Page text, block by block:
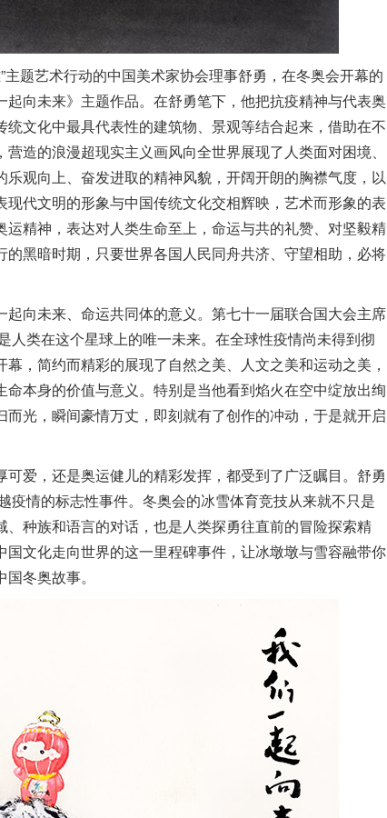
题艺术行动的中国美术家协会理事舒勇，在冬奥会开幕的
向未来》主题作品。在舒勇笔下，他把抗疫精神与代表奥
文化中最具代表性的建筑物、景观等结合起来，借助在不
造的浪漫超现实主义画风向全世界展现了人类面对困境、
观向上、奋发进取的精神风貌，开阔开朗的胸襟气度，以
代文明的形象与中国传统文化交相辉映，艺术而形象的表
精神，表达对人类生命至上，命运与共的礼赞、对坚毅精
黑暗时期，只要世界各国人民同舟共济、守望相助，必将
向未来、命运共同体的意义。第七十一届联合国大会主席
人类在这个星球上的唯一未来。在全球性疫情尚未得到彻
，简约而精彩的展现了自然之美、人文之美和运动之美，
本身的价值与意义。特别是当他看到焰火在空中绽放出绚
光，瞬间豪情万丈，即刻就有了创作的冲动，于是就开启
爱，还是奥运健儿的精彩发挥，都受到了广泛瞩目。舒勇
疫情的标志性事件。冬奥会的冰雪体育竞技从来就不只是
种族和语言的对话，也是人类探勇往直前的冒险探索精
文化走向世界的这一里程碑事件，让冰墩墩与雪容融带你
冬奥故事。